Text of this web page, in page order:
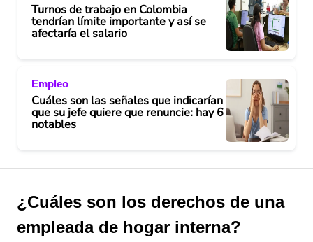
Turnos de trabajo en Colombia
tendrían límite importante y así se
afectaría el salario
Empleo
Cuáles son las señales que indicarían
que su jefe quiere que renuncie: hay 6
notables
¿Cuáles son los derechos de una
empleada de hogar interna?